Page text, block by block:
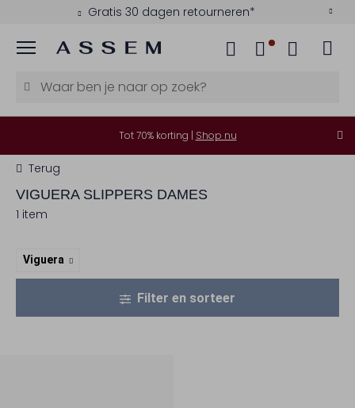
Gratis 30 dagen retourneren*
Menu
Tot 70% korting | Shop nu
Terug
VIGUERASLIPPERS DAMES
1 item
Viguera
Filter en sorteer